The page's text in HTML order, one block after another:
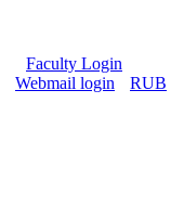
Faculty Login
Webmail login
RUB